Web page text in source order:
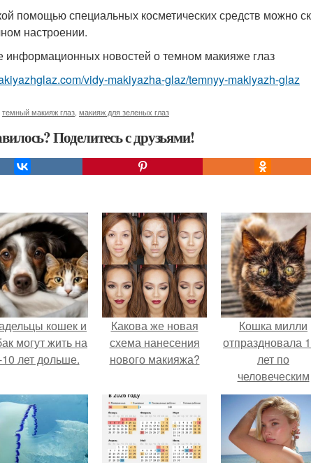
помощью специальных косметических средств можно
настроении.
информационных новостей о темном макияже глаз
vidy-makiyazha-glaz/temnyy-makiyazh-glaz
темный макияж глаз макияж для зеленых глаз
Поделитесь с друзьями!
кошек и
могут жить на
лет дольше.
Какова же новая
схема нанесения
нового макияжа?
Кошка милли
отпраздновала
лет по
человеческим
Меркам и
претендует на
звание самой
старой в мире.